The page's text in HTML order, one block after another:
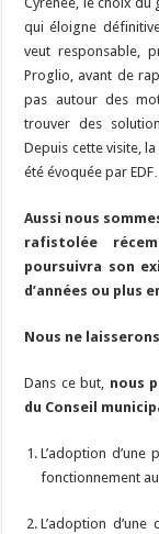
qui éloigne
veut responsable,
Proglio, avant de
pas autour des
trouver des
Depuis cette visite,
été évoquée par
Aussi nous
rafistolée
poursuivra son
d’années ou plus
Nous ne
Dans ce but, nous
du Conseil
L’adoption
fonctionnement
L’adoption